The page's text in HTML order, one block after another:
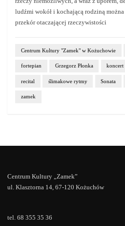
ludźmi wokół i kochającą rodziną można
przekór otaczającej rzeczywistości
Centrum Kultury "Zamek" w Kożuchowie
fortepian Grzegorz Płonka koncert
recital ślimakowe rytmy Sonata
zamek
Centrum Kultury „Zamek”
ul. Klasztorna 14, 67-120 Kożuchów
tel. 68 355 35 36